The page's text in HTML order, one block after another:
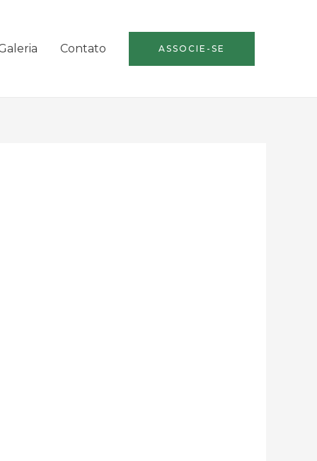
Contato ASSOCIE-SE